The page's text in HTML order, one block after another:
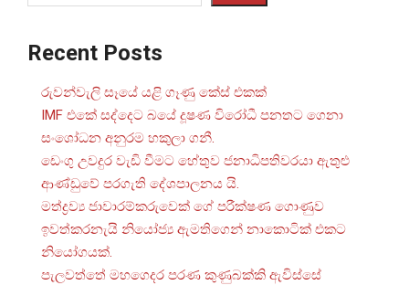
Recent Posts
රුවන්වැලි සෑයේ යළි ගෑණු කේස් එකක්
IMF එකේ සද්දෙට බයේ දූෂණ විරෝධී පනතට ගෙනා
සංශෝධන අනුරම හකුලා ගනී.
ඩෙංගු උවදුර වැඩි වීමට හේතුව ජනාධිපතිවරයා ඇතුළු
ආණ්ඩුවේ පරගැති දේශපාලනය යි.
මත්ද්‍රව්‍ය ජාවාරම්කරුවෙක් ගේ පරීක්ෂණ ගොණුව
ඉවත්කරනැයි නියෝජ්‍ය ඇමතිගෙන් නාකොටික් එකට
නියෝගයක්.
පැලවත්තේ මහගෙදර පරණ කුණුබක්කි ඇවිස්සේ